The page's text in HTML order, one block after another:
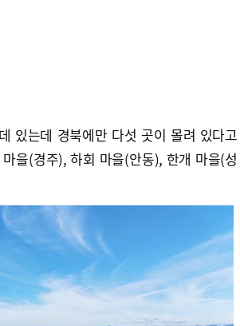
있는데 경북에만 다섯 곳이 몰려 있다고
을(경주), 하회 마을(안동), 한개 마을(성